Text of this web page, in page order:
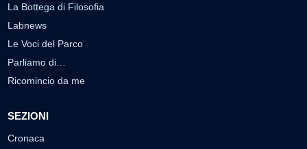
La Bottega di Filosofia
Labnews
Le Voci del Parco
Parliamo di…
Ricomincio da me
SEZIONI
Cronaca